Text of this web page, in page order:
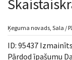
Meklēt
Novērtēt
Ķeguma novads, Sala /
ID: 95437
Pārdod īpašumu